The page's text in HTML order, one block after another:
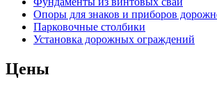
Опоры для знаков и приборов
Парковочные столбики
Установка дорожных ограждений
Цены